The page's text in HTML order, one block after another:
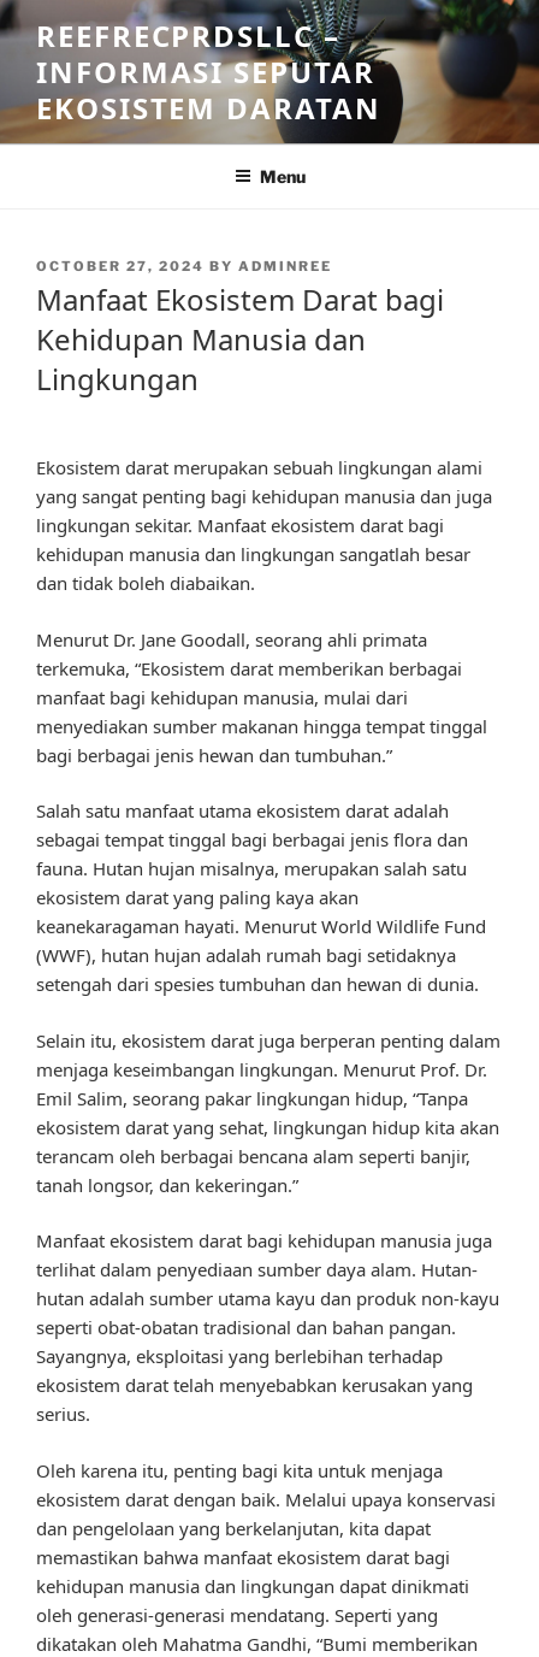
Skip
to
content
REEFRECPRDSLLC –
INFORMASI SEPUTAR
EKOSISTEM DARATAN
Menu
POSTED
OCTOBER 27, 2024 BY ADMINREE
Manfaat Ekosistem Darat bagi
Kehidupan Manusia dan
Lingkungan
Ekosistem darat merupakan sebuah lingkungan alami
yang sangat penting bagi kehidupan manusia dan juga
lingkungan sekitar. Manfaat ekosistem darat bagi
kehidupan manusia dan lingkungan sangatlah besar
dan tidak boleh diabaikan.
Menurut Dr. Jane Goodall, seorang ahli primata
terkemuka, “Ekosistem darat memberikan berbagai
manfaat bagi kehidupan manusia, mulai dari
menyediakan sumber makanan hingga tempat tinggal
bagi berbagai jenis hewan dan tumbuhan.”
Salah satu manfaat utama ekosistem darat adalah
sebagai tempat tinggal bagi berbagai jenis flora dan
fauna. Hutan hujan misalnya, merupakan salah satu
ekosistem darat yang paling kaya akan
keanekaragaman hayati. Menurut World Wildlife Fund
(WWF), hutan hujan adalah rumah bagi setidaknya
setengah dari spesies tumbuhan dan hewan di dunia.
Selain itu, ekosistem darat juga berperan penting dalam
menjaga keseimbangan lingkungan. Menurut Prof. Dr.
Emil Salim, seorang pakar lingkungan hidup, “Tanpa
ekosistem darat yang sehat, lingkungan hidup kita akan
terancam oleh berbagai bencana alam seperti banjir,
tanah longsor, dan kekeringan.”
Manfaat ekosistem darat bagi kehidupan manusia juga
terlihat dalam penyediaan sumber daya alam. Hutan-
hutan adalah sumber utama kayu dan produk non-kayu
seperti obat-obatan tradisional dan bahan pangan.
Sayangnya, eksploitasi yang berlebihan terhadap
ekosistem darat telah menyebabkan kerusakan yang
serius.
Oleh karena itu, penting bagi kita untuk menjaga
ekosistem darat dengan baik. Melalui upaya konservasi
dan pengelolaan yang berkelanjutan, kita dapat
memastikan bahwa manfaat ekosistem darat bagi
kehidupan manusia dan lingkungan dapat dinikmati
oleh generasi-generasi mendatang. Seperti yang
dikatakan oleh Mahatma Gandhi, “Bumi memberikan